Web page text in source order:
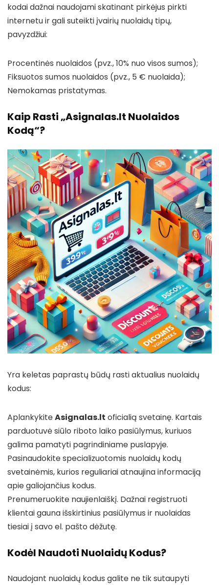
kodai dažnai naudojami skatinant pirkėjus pirkti
internetu ir gali suteikti įvairių nuolaidų tipų,
pavyzdžiui:
Procentinės nuolaidos (pvz., 10% nuo visos sumos);
Fiksuotos sumos nuolaidos (pvz., 5 € nuolaida);
Nemokamas pristatymas.
Kaip Rasti „Asignalas.lt Nuolaidos
Kodą“?
Yra keletas paprastų būdų rasti aktualius nuolaidų
kodus:
AplankykiteAsignalas.lt oficialią svetainę. Kartais
parduotuvė siūlo riboto laiko pasiūlymus, kuriuos
galima pamatyti pagrindiniame puslapyje.
Pasinaudokite specializuotomis nuolaidų kodų
svetainėmis, kurios reguliariai atnaujina informaciją
apie galiojančius kodus.
Prenumeruokite naujienlaiškį. Dažnai registruoti
klientai gauna išskirtinius pasiūlymus ir nuolaidas
tiesiai į savo el. pašto dėžutę.
Kodėl Naudoti Nuolaidų Kodus?
Naudojant nuolaidų kodus galite ne tik sutaupyti